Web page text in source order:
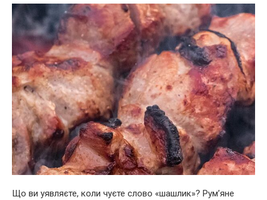
Що ви уявляєте, коли чуєте слово «шашлик»? Рум’яне